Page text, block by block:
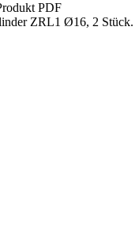
PDF
ZRL1 Ø16, 2 Stück.